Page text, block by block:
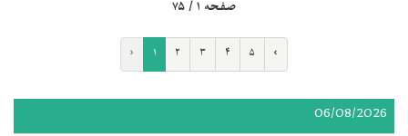
صفحه ۱ / ۷۵
‹ ۱ ۲ ۳ ۴ ۵ ›
06/08/2026